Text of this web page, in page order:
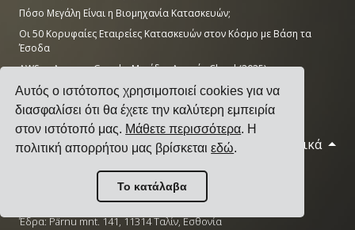
Αυτός ο ιστότοπος χρησιμοποιεί cookies για να
διασφαλίσει ότι θα έχετε την καλύτερη εμπειρία
στον ιστότοπό μας. Μάθετε περισσότερα. Η
πολιτική απορρήτου μας βρίσκεταιεδώ.
Το κατάλαβα
Πόσο Μεγάλη Είναι η Βιομηχανία Κατασκευών;
Οι 50 Κορυφαίες Εταιρείες Κατασκευών στον Κόσμο με Βάση τα
Έσοδα
AWS vs Azure vs Google: Μερίδιο Αγοράς Cloud (2025)
Αριθμός Κέντρων Δεδομένων ανά Χώρα (Νοέμβριος 2025)
© 2026 Cargoson.com Ελληνικά
Καταχωρημένη ως Cargoson OÜ στην Εσθονία.
Αρ. Μητρώου: 14545832. ΦΠΑ: EE102137680.
Έδρα: Pärnu mnt. 141, 11314 Ταλίν, Εσθονία